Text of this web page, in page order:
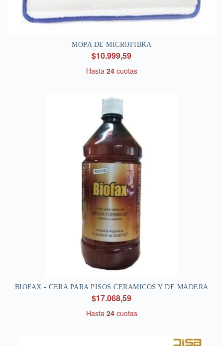
MOPA DE MICROFIBRA
$10.999,59
Hasta 24cuotas
BIOFAX - CERA PARA PISOS CERAMICOS Y DE MADERA
$17.068,59
Hasta 24cuotas